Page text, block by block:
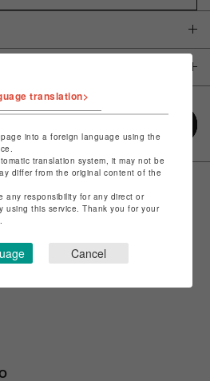
translation>
into a foreign language using the
translation system, it may not be
differ from the original content of the
any responsibility for any direct or
using this service. Thank you for your
Cancel